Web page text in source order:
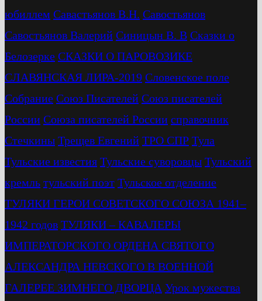
юбиллем Савастьянов В.Н. Савостьянов
Савостьянов Валерий Синицын В. В Сказки о
Белозерке СКАЗКИ О ПАРОВОЗИКЕ
СЛАВЯНСКАЯ ЛИРА-2019 Словенское поле
Собрание Союз Писателей Союз писателей
России Союза писателей России справочник
Стечкины Трещев Евгений ТРО СПР Тула
Тульские известия Тульские суворовцы Тульский
кремль тульский поэт Тульское отделение
ТУЛЯКИ ГЕРОИ СОВЕТСКОГО СОЮЗА 1941–
1942 годов ТУЛЯКИ – КАВАЛЕРЫ
ИМПЕРАТОРСКОГО ОРДЕНА СВЯТОГО
АЛЕКСАНДРА НЕВСКОГО В ВОЕННОЙ
ГАЛЕРЕЕ ЗИМНЕГО ДВОРЦА Урок мужества